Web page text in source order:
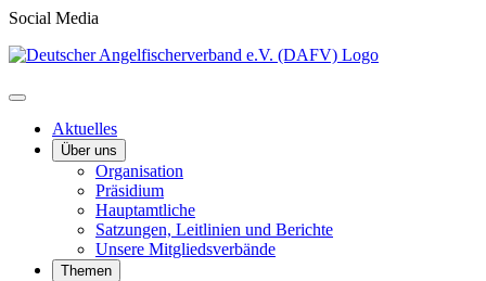
Social Media
Aktuelles
Über uns
Organisation
Präsidium
Hauptamtliche
Satzungen, Leitlinien und Berichte
Unsere Mitgliedsverbände
Themen